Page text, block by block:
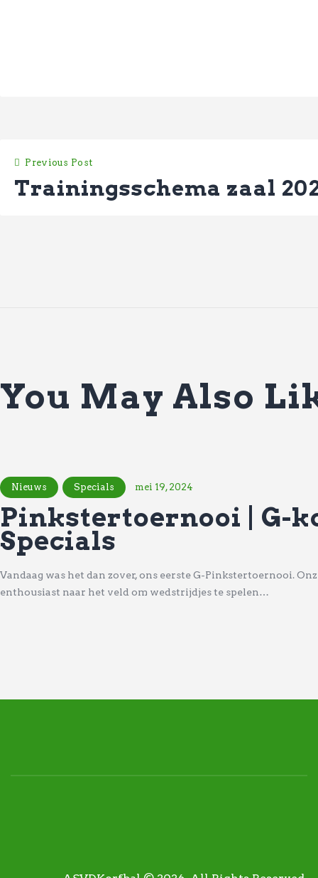
Previous Post
Trainingsschema zaal
You May Also
Nieuws Specials mei 19, 2024
Pinkstertoernooi | G-
Specials
Vandaag was het dan zover, ons eerste G-Pinkstertoernooi.
enthousiast naar het veld om wedstrijdjes te spelen…